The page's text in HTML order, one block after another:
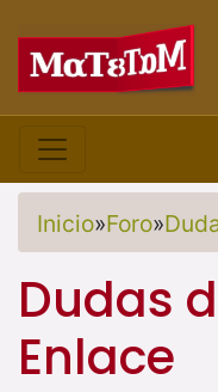
Inicio»Foro»
Dudas
Enlace